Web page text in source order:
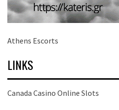
Athens Escorts
LINKS
Canada Casino Online Slots